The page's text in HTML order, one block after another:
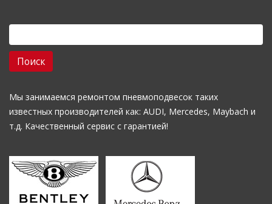
Найти:
Мы занимаемся ремонтом пневмоподвесок таких
известных производителей как: AUDI, Mercedes, Maybach и
т.д. Качественный сервис с гарантией!